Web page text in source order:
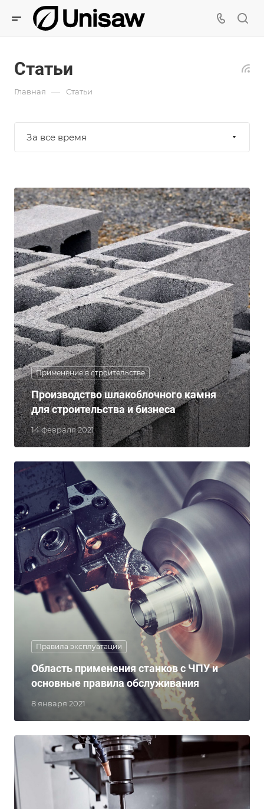
Статьи
Главная — Статьи
За все время
Применение в строительстве
14 февраля 2021
Производство шлакоблочного камня
для строительства и бизнеса
Правила эксплуатации
8 января 2021
Область применения станков с ЧПУ и
основные правила обслуживания